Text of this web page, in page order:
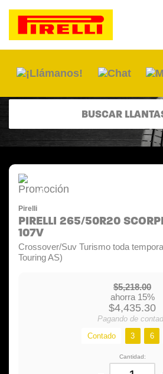
BUSCAR
-15%
Pirelli
PIRELLI 265/50R20
107V
Crossover/Suv Turismo toda
Touring AS)
$5,218.00
ahorra 15%
$4,435.30
Pagando de
Contado
3 6
Cantidad: